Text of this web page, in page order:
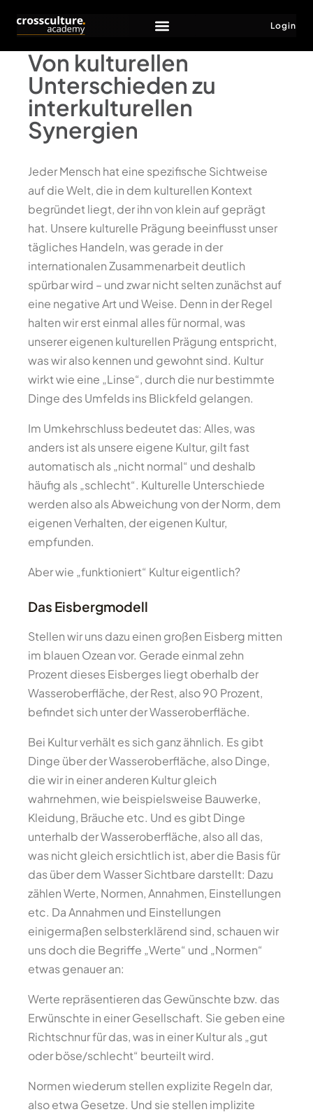
Login
Von kulturellen
Unterschieden zu
interkulturellen
Synergien
Jeder Mensch hat eine spezifische Sichtweise
auf die Welt, die in dem kulturellen Kontext
begründet liegt, der ihn von klein auf geprägt
hat. Unsere kulturelle Prägung beeinflusst unser
tägliches Handeln, was gerade in der
internationalen Zusammenarbeit deutlich
spürbar wird – und zwar nicht selten zunächst auf
eine negative Art und Weise. Denn in der Regel
halten wir erst einmal alles für normal, was
unserer eigenen kulturellen Prägung entspricht,
was wir also kennen und gewohnt sind. Kultur
wirkt wie eine „Linse“, durch die nur bestimmte
Dinge des Umfelds ins Blickfeld gelangen.
Im Umkehrschluss bedeutet das: Alles, was
anders ist als unsere eigene Kultur, gilt fast
automatisch als „nicht normal“ und deshalb
häufig als „schlecht“. Kulturelle Unterschiede
werden also als Abweichung von der Norm, dem
eigenen Verhalten, der eigenen Kultur,
empfunden.
Aber wie „funktioniert“ Kultur eigentlich?
Das Eisbergmodell
Stellen wir uns dazu einen großen Eisberg mitten
im blauen Ozean vor. Gerade einmal zehn
Prozent dieses Eisberges liegt oberhalb der
Wasseroberfläche, der Rest, also 90 Prozent,
befindet sich unter der Wasseroberfläche.
Bei Kultur verhält es sich ganz ähnlich. Es gibt
Dinge über der Wasseroberfläche, also Dinge,
die wir in einer anderen Kultur gleich
wahrnehmen, wie beispielsweise Bauwerke,
Kleidung, Bräuche etc. Und es gibt Dinge
unterhalb der Wasseroberfläche, also all das,
was nicht gleich ersichtlich ist, aber die Basis für
das über dem Wasser Sichtbare darstellt: Dazu
zählen Werte, Normen, Annahmen, Einstellungen
etc. Da Annahmen und Einstellungen
einigermaßen selbsterklärend sind, schauen wir
uns doch die Begriffe „Werte“ und „Normen“
etwas genauer an:
Werte repräsentieren das Gewünschte bzw. das
Erwünschte in einer Gesellschaft. Sie geben eine
Richtschnur für das, was in einer Kultur als „gut
oder böse/schlecht“ beurteilt wird.
Normen wiederum stellen explizite Regeln dar,
also etwa Gesetze. Und sie stellen implizite